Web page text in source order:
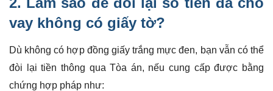
vay không có giấy tờ?
Dù không có hợp đồng giấy trắng mực đen, bạn vẫn có thể
đòi lại tiền thông qua Tòa án, nếu cung cấp được bằng
chứng hợp pháp như: